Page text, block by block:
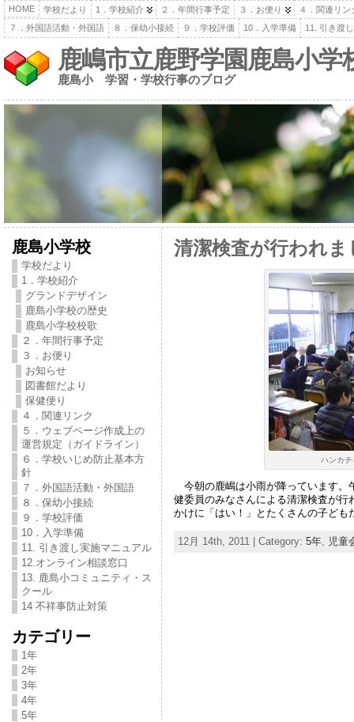
HOME 学校だより 1．学校紹介 ２．年間行事予定 ３．お便り
４．関連リン
７．外国語活動・外国語
８．保幼小接続 ９．学校評価 10．入学準備 11. 引き渡
鹿嶋市立鹿野学園鹿島小学
鹿島小 学習・学校行事のブログ
鹿島小学校
学校だより
1．学校紹介
グランドデザイン
鹿島小学校の歴史
鹿島小学校校歌
２．年間行事予定
３．お便り
お知らせ
図書館だより
保健便り
４．関連リンク
５．ウェブページ作成上の
運営規定（ガイドライン）
６．学校いじめ防止基本方
針
７．外国語活動・外国語
８．保幼小接続
９．学校評価
10．入学準備
11. 引き渡し実施マニュアル
12.オンライン相談窓口
13. 鹿島小コミュニティ・ス
クール
14 不祥事防止対策
カテゴリー
1年
2年
3年
4年
5年
清潔検査が行われま
ハンカ
今朝の鹿嶋は小雨が降っています。
健委員のみなさんによる清潔検査が
かけに「はい！」とたくさんの子ど
12月 14th, 2011 | Category: 5年, 児童